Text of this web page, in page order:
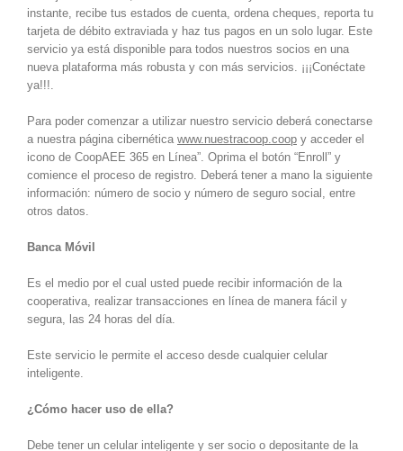
instante, recibe tus estados de cuenta, ordena cheques, reporta tu
tarjeta de débito extraviada y haz tus pagos en un solo lugar. Este
servicio ya está disponible para todos nuestros socios en una
nueva plataforma más robusta y con más servicios. ¡¡¡Conéctate
ya!!!.
Para poder comenzar a utilizar nuestro servicio deberá conectarse
a nuestra página cibernética www.nuestracoop.coop y acceder el
icono de CoopAEE 365 en Línea”. Oprima el botón “Enroll” y
comience el proceso de registro. Deberá tener a mano la siguiente
información: número de socio y número de seguro social, entre
otros datos.
Banca Móvil
Es el medio por el cual usted puede recibir información de la
cooperativa, realizar transacciones en línea de manera fácil y
segura, las 24 horas del día.
Este servicio le permite el acceso desde cualquier celular
inteligente.
¿Cómo hacer uso de ella?
Debe tener un celular inteligente y ser socio o depositante de la